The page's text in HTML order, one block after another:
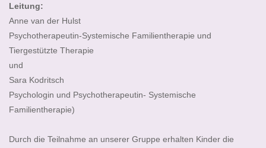
Leitung:
Anne van der Hulst
Psychotherapeutin-Systemische Familientherapie und
Tiergestützte Therapie
und
Sara Kodritsch
Psychologin und Psychotherapeutin- Systemische
Familientherapie)
Durch die Teilnahme an unserer Gruppe erhalten Kinder die